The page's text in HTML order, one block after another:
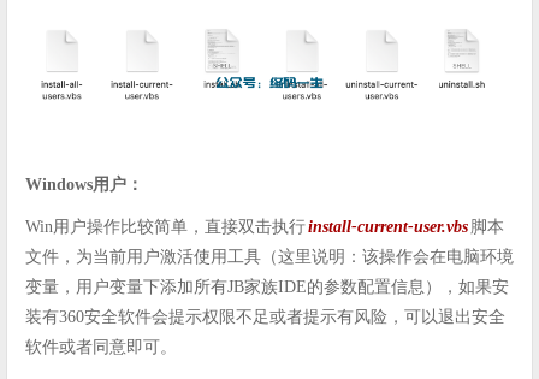
Windows用户：
Win用户操作比较简单，直接双击执行install-current-user.vbs 脚本
文件，为当前用户激活使用工具（这里说明：该操作会在电脑环境
变量，用户变量下添加所有JB家族IDE的参数配置信息），如果安
装有360安全软件会提示权限不足或者提示有风险，可以退出安全
软件或者同意即可。